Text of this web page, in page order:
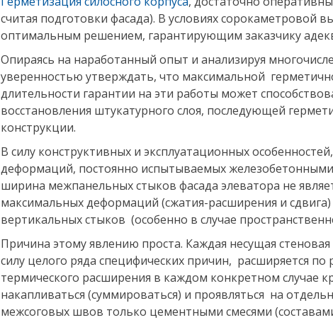
считая подготовки фасада). В условиях сорокаметровой
оптимальным решением, гарантирующим заказчику
Опираясь на наработанный опыт и анализируя
уверенностью утверждать, что максимальной
длительности гарантии на эти работы может
восстановления штукатурного слоя, последующей
конструкции.
В силу конструктивных и эксплуатационных
деформаций, постоянно испытываемых железобетонными
ширина межпанельных стыков фасада элеватора не
максимальных деформаций (сжатия-расширения и
вертикальных стыков (особенно в случае
Причина этому явлению проста. Каждая несущая
силу целого ряда специфических причин, расширяется
термического расширения в каждом конкретном случае
накапливаться (суммироваться) и проявляться на
межсоговых швов только цементными смесями